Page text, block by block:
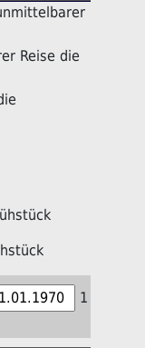
Reise die
1